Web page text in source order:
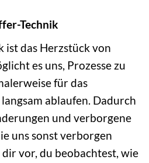
Technik
ist das Herzstück von
es uns, Prozesse zu
für das
ablaufen. Dadurch
und verborgene
uns sonst verborgen
vor, du beobachtest, wie